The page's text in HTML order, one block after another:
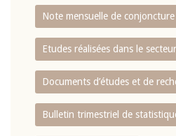
Note mensuelle de conjoncture
Etudes réalisées dans le
Documents d’études et de
Bulletin trimestriel de